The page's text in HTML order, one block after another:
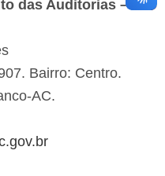
das Auditorias –
Bairro: Centro.
AC.